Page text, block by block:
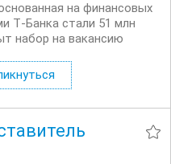
на финансовых
Т‑Банка стали 51 млн
набор на вакансию
клиентов по
звонках...